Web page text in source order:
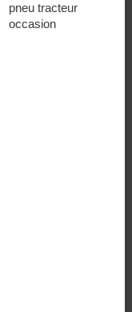
pneu tracteur
occasion